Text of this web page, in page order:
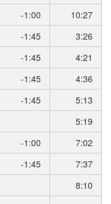
-1:00
10:27
-1:45
3:26
-1:45
4:21
-1:45
4:36
-1:45
5:13
5:19
-1:00
7:02
-1:45
7:37
8:10